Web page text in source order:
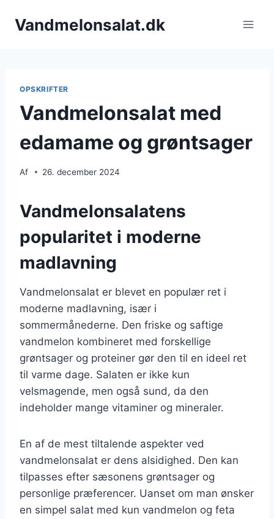
Vandmelonsalat.dk
OPSKRIFTER
Vandmelonsalat med
edamame og grøntsager
Af 26. december 2024
Vandmelonsalatens
popularitet i moderne
madlavning
Vandmelonsalat er blevet en populær ret i
moderne madlavning, især i
sommermånederne. Den friske og saftige
vandmelon kombineret med forskellige
grøntsager og proteiner gør den til en ideel ret
til varme dage. Salaten er ikke kun
velsmagende, men også sund, da den
indeholder mange vitaminer og mineraler.
En af de mest tiltalende aspekter ved
vandmelonsalat er dens alsidighed. Den kan
tilpasses efter sæsonens grøntsager og
personlige præferencer. Uanset om man ønsker
en simpel salat med kun vandmelon og feta